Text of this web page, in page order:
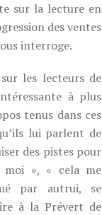
sur la lecture en
des ventes
interroge.
sur les lecteurs de
à plus
tenus dans ces
lui parlent de
des pistes pour
», « cela me
par autrui, se
à la Prévert de